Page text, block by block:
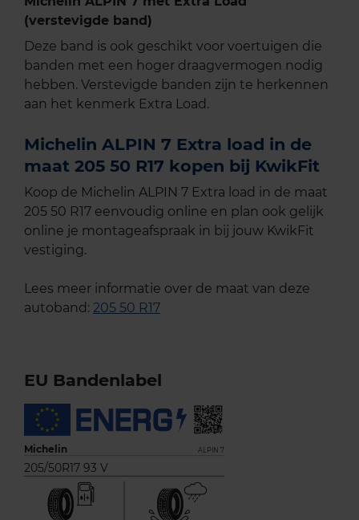
(verstevigde band)
Deze band is ook geschikt voor voertuigen die
banden met een hoger draagvermogen nodig
hebben. Verstevigde banden zijn te herkennen
aan het kenmerk Extra Load.
Michelin ALPIN 7 Extra load in de
maat 205 50 R17 kopen bij KwikFit
Koop de Michelin ALPIN 7 Extra load in de maat
205 50 R17 eenvoudig online en plan ook gelijk
online je montageafspraak in bij jouw KwikFit
vestiging.
Lees meer informatie over de maat van deze
autoband: 205 50 R17
EU Bandenlabel
Michelin ALPIN 7
205/50R17 93 V